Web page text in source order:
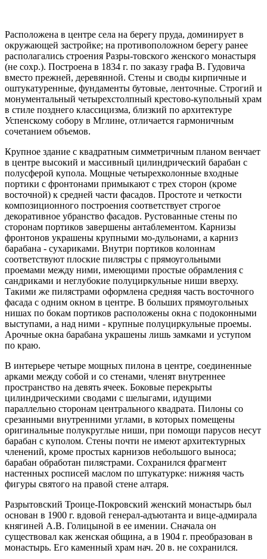
Расположена в центре села на берегу пруда, доминирует в
окружающей застройке; на противоположном берегу ранее
располагались строения Разры-товского женского монастыря
(не сохр.). Построена в 1834 г. по заказу графа В. Гудовича
вместо прежней, деревянной. Стены и своды кирпичные и
оштукатуренные, фундаменты бутовые, ленточные. Строгий и
монументальный четырехстолпный крестово-купольный храм
в стиле позднего классицизма, близкий по архитектуре
Успенскому собору в Мглине, отличается гармоничным
сочетанием объемов.
Крупное здание с квадратным симметричным планом венчает
в центре высокий и массивный цилиндрический барабан с
полусферой купола. Мощные четырехколонные входные
портики с фронтонами примыкают с трех сторон (кроме
восточной) к средней части фасадов. Простоте и четкости
композиционного построения соответствует строгое
декоративное убранство фасадов. Рустованные стены по
сторонам портиков завершены антаблементом. Карнизы
фронтонов украшены крупными мо-дульонами, а карниз
барабана - сухариками. Внутри портиков колоннам
соответствуют плоские пилястры с прямоугольными
проемами между ними, имеющими простые обрамления с
сандриками и неглубокие полуциркульные ниши вверху.
Такими же пилястрами оформлена средняя часть восточного
фасада с одним окном в центре. В больших прямоугольных
нишах по бокам портиков расположены окна с подоконными
выступами, а над ними - крупные полуциркульные проемы.
Арочные окна барабана украшены лишь замками и уступом
по краю.
В интерьере четыре мощных пилона в центре, соединенные
арками между собой и со стенами, членят внутреннее
пространство на девять ячеек. Боковые перекрыты
цилиндрическими сводами с шелыгами, идущими
параллельно сторонам центрального квадрата. Пилоны со
срезанными внутренними углами, в которых помещены
оригинальные полукруглые ниши, при помощи парусов несут
барабан с куполом. Стены почти не имеют архитектурных
членений, кроме простых карнизов небольшого выноса;
барабан обработан пилястрами. Сохранился фрагмент
настенных росписей маслом по штукатурке: нижняя часть
фигуры святого на правой стене алтаря.
Разрытовский Троице-Покровский женский монастырь был
основан в 1900 г. вдовой генерал-адъютанта и вице-адмирала
княгиней А.В. Голицыной в ее имении. Сначала он
существовал как женская община, а в 1904 г. преобразован в
монастырь. Его каменный храм нач. 20 в. не сохранился.